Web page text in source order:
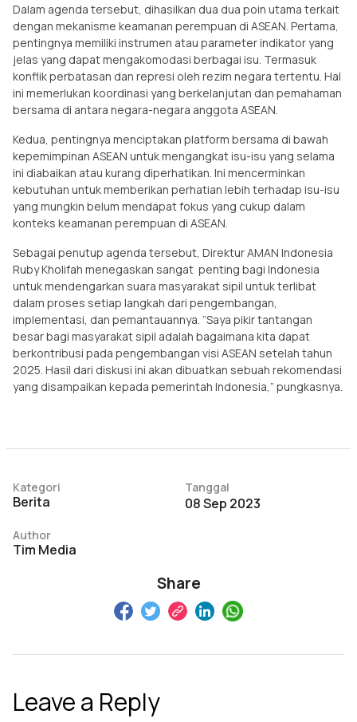
Dalam agenda tersebut, dihasilkan dua dua poin utama terkait
dengan mekanisme keamanan perempuan di ASEAN. Pertama,
pentingnya memiliki instrumen atau parameter indikator yang
jelas yang dapat mengakomodasi berbagai isu. Termasuk
konflik perbatasan dan represi oleh rezim negara tertentu. Hal
ini memerlukan koordinasi yang berkelanjutan dan pemahaman
bersama di antara negara-negara anggota ASEAN.
Kedua, pentingnya menciptakan platform bersama di bawah
kepemimpinan ASEAN untuk mengangkat isu-isu yang selama
ini diabaikan atau kurang diperhatikan. Ini mencerminkan
kebutuhan untuk memberikan perhatian lebih terhadap isu-isu
yang mungkin belum mendapat fokus yang cukup dalam
konteks keamanan perempuan di ASEAN.
Sebagai penutup agenda tersebut, Direktur AMAN Indonesia
Ruby Kholifah menegaskan sangat penting bagi Indonesia
untuk mendengarkan suara masyarakat sipil untuk terlibat
dalam proses setiap langkah dari pengembangan,
implementasi, dan pemantauannya. ”Saya pikir tantangan
besar bagi masyarakat sipil adalah bagaimana kita dapat
berkontribusi pada pengembangan visi ASEAN setelah tahun
2025. Hasil dari diskusi ini akan dibuatkan sebuah rekomendasi
yang disampaikan kepada pemerintah Indonesia,” pungkasnya.
Kategori
Berita
Tanggal
08 Sep 2023
Author
Tim Media
Share
Leave a Reply